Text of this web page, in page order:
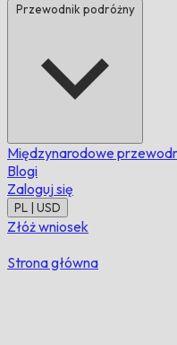
Przewodnik podróżny
Międzynarodowe
Blogi
Zaloguj się
PL | USD
Złóż wniosek
Strona główna